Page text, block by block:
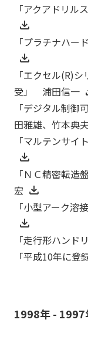
「アクアドリ
「プラチナハ
「エクセル(R)
受」 浦田信一
「デジタル制
田雅雄、竹本典夫
「マルテンサ
「ＮＣ精密転
宏
「小型アーク
「走行形ハン
「平成10年に登
1998年 - 1997